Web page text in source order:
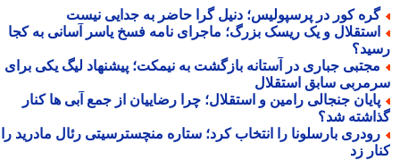
کور در پرسپولیس؛ دنیل گرا حاضر به جدایی نیست
و یک ریسک بزرگ؛ ماجرای نامه فسخ یاسر آسانی به کجا
جباری در آستانه بازگشت به نیمکت؛ پیشنهاد لیگ یکی برای
سابق استقلال
جنجالی رامین و استقلال؛ چرا رضاییان از جمع آبی ها کنار
شد؟
بارسلونا را انتخاب کرد؛ ستاره منچسترسیتی رئال مادرید را
زد